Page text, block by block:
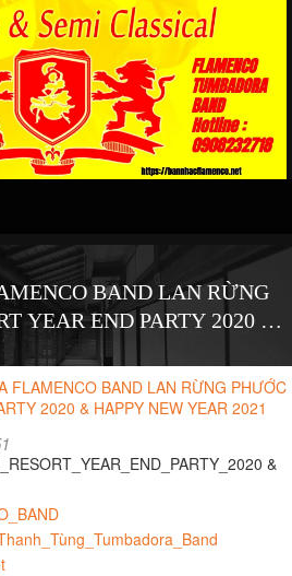
BAND LAN RỪNG
YEAR END PARTY 2020 &
NEW YEAR 2021
FLAMENCO BAND LAN RỪNG PHƯỚC
2020 & HAPPY NEW YEAR 2021
&